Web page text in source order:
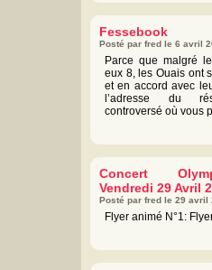
Fessebook
Posté par fred le 6 avril
Parce que malgré
eux 8, les Ouais ont
et en accord avec
l’adresse du
controversé où vous
Concert
Vendredi 29 Avril
Posté par fred le 29 avril
Flyer animé N°1: